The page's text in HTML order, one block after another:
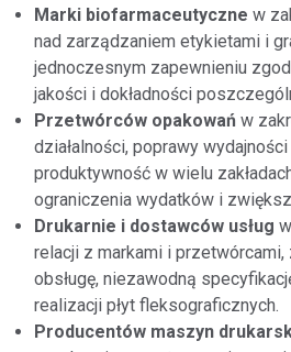
Marki biofarmaceutyczne w
nad zarządzaniem etykietami i
jednoczesnym zapewnieniu
jakości i dokładności
Przetwórców opakowań w
działalności, poprawy
produktywność w wielu
ograniczenia wydatków i
Drukarnie i dostawców usług
relacji z markami i
obsługę, niezawodną
realizacji płyt fleksograficznych.
Producentów maszyn